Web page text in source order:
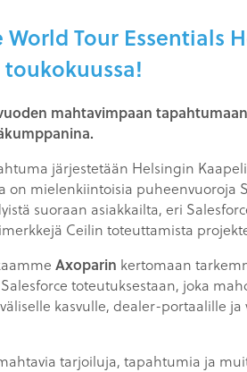
World Tour Essentials
toukokuussa!
mahtavimpaan tapahtumaan
järjestetään Helsingin
on mielenkiintoisia puheenvuoroja
suoraan asiakkailta, eri
Ceilin toteuttamista
Axoparin kertomaan
toteutuksestaan, joka
kasvulle, dealer-portaalille ja
tarjoiluja, tapahtumia ja